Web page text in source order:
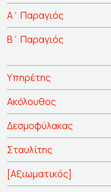
Α΄ Παραγιός
Β΄ Παραγιός
Υπηρέτης
Ακόλουθος
Δεσμοφύλακας
Σταυλίτης
[Αξιωματικός]